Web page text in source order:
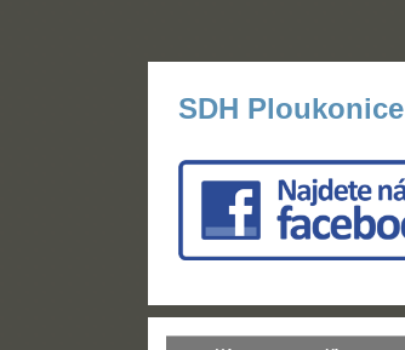
SDH Ploukonice